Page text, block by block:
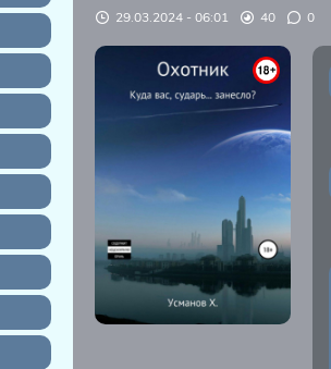
29.03.2024 - 06:01 40 0